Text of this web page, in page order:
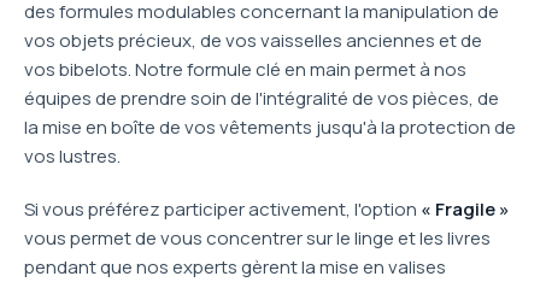
des formules modulables concernant la manipulation de
vos objets précieux, de vos vaisselles anciennes et de
vos bibelots. Notre formule clé en main permet à nos
équipes de prendre soin de l'intégralité de vos pièces, de
la mise en boîte de vos vêtements jusqu'à la protection de
vos lustres.
Si vous préférez participer activement, l'option « Fragile »
vous permet de vous concentrer sur le linge et les livres
pendant que nos experts gèrent la mise en valises